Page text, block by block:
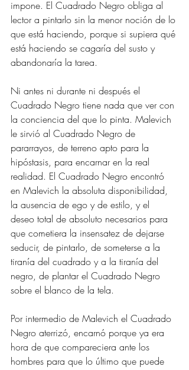
impone. El Cuadrado Negro obliga al
lector a pintarlo sin la menor noción de lo
que está haciendo, porque si supiera qué
está haciendo se cagaría del susto y
abandonaría la tarea.
Ni antes ni durante ni después el
Cuadrado Negro tiene nada que ver con
la conciencia del que lo pinta. Malevich
le sirvió al Cuadrado Negro de
pararrayos, de terreno apto para la
hipóstasis, para encarnar en la real
realidad. El Cuadrado Negro encontró
en Malevich la absoluta disponibilidad,
la ausencia de ego y de estilo, y el
deseo total de absoluto necesarios para
que cometiera la insensatez de dejarse
seducir, de pintarlo, de someterse a la
tiranía del cuadrado y a la tiranía del
negro, de plantar el Cuadrado Negro
sobre el blanco de la tela.
Por intermedio de Malevich el Cuadrado
Negro aterrizó, encarnó porque ya era
hora de que compareciera ante los
hombres para que lo último que puede